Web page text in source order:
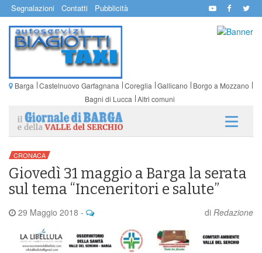
Segnalazioni Contatti Pubblicità
Barga Castelnuovo Garfagnana Coreglia Gallicano
Borgo a Mozzano
Bagni di Lucca Altri comuni
CRONACA
Giovedì 31 maggio a Barga la serata
sul tema “Inceneritori e salute”
29 Maggio 2018 - di Redazione